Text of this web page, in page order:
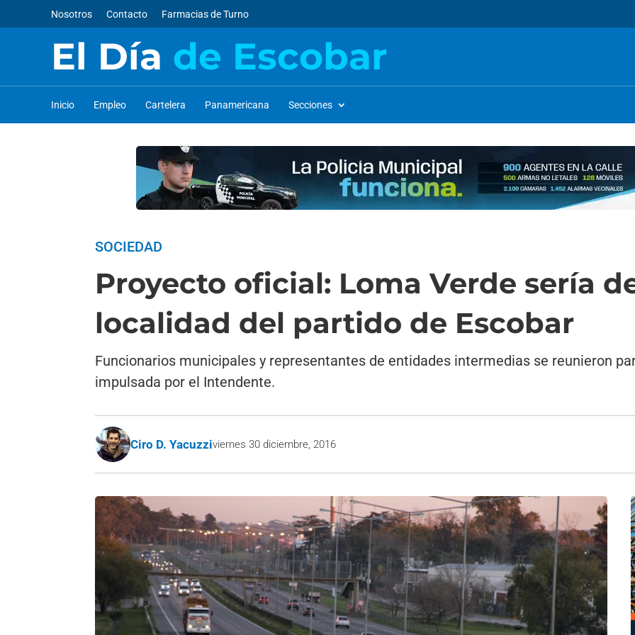
Nosotros Contacto Farmacias de Turno
El Día de Escobar
Inicio Empleo Cartelera Panamericana Secciones
SOCIEDAD
Proyecto oficial: Loma Verde sería
localidad del partido de Escobar
Funcionarios municipales y representantes de entidades intermedias se reunieron
impulsada por el Intendente.
Ciro D. Yacuzziviernes 30 diciembre, 2016